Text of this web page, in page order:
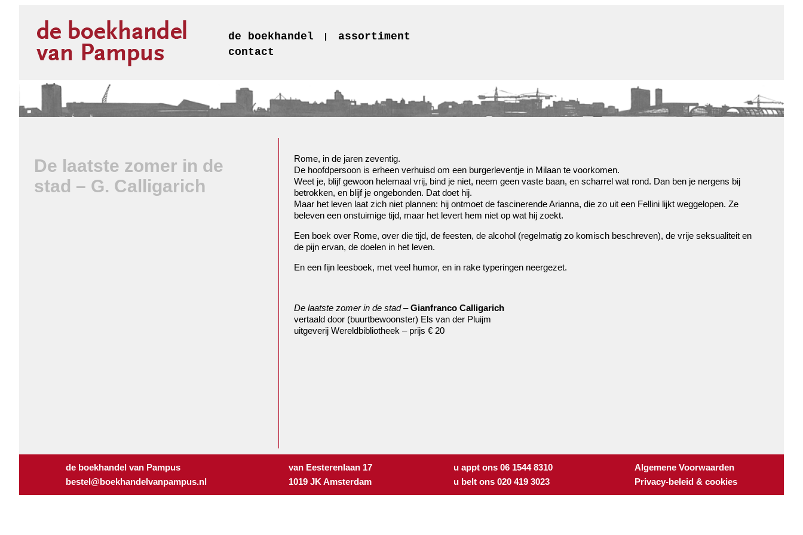
de boekhandel
assortiment
contact
contact
nieuwsbrief
De laatste zomer in de
stad – G. Calligarich
Rome, in de jaren zeventig.
De hoofdpersoon is erheen verhuisd om een burgerleventje in Milaan te voorkomen.
Weet je, blijf gewoon helemaal vrij, bind je niet, neem geen vaste baan, en scharrel wat rond. Dan ben je nergens bij
betrokken, en blijf je ongebonden. Dat doet hij.
Maar het leven laat zich niet plannen: hij ontmoet de fascinerende Arianna, die zo uit een Fellini lijkt weggelopen. Ze
beleven een onstuimige tijd, maar het levert hem niet op wat hij zoekt.
Een boek over Rome, over die tijd, de feesten, de alcohol (regelmatig zo komisch beschreven), de vrije seksualiteit en
de pijn ervan, de doelen in het leven.
En een fijn leesboek, met veel humor, en in rake typeringen neergezet.
De laatste zomer in de stad–Gianfranco Calligarich
vertaald door (buurtbewoonster) Els van der Pluijm
uitgeverij Wereldbibliotheek – prijs € 20
de boekhandel van Pampus
bestel@boekhandelvanpampus.nl
van Eesterenlaan 17
1019 JK Amsterdam
u appt ons 06 1544 8310
u belt ons 020 419 3023
Algemene Voorwaarden
Privacy-beleid & cookies